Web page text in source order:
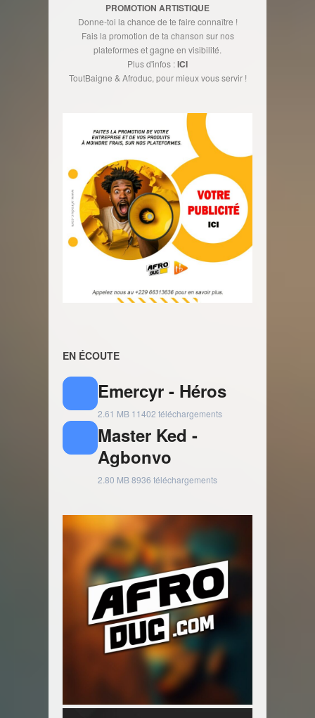
PROMOTION ARTISTIQUE
Donne-toi la chance de te faire connaître !
Fais la promotion de ta chanson sur nos
plateformes et gagne en visibilité.
Plus d'infos :ICI
ToutBaigne & Afroduc, pour mieux vous servir !
EN ÉCOUTE
Emercyr - Héros
2.61 MB 11402 téléchargements
Master Ked -
Agbonvo
2.80 MB8936 téléchargements